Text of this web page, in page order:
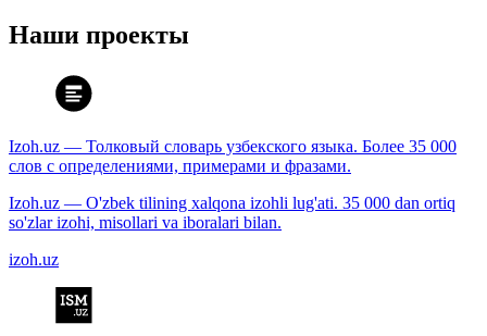
Наши проекты
Izoh.uz — Толковый словарь узбекского языка. Более 35 000
слов с определениями, примерами и фразами.
Izoh.uz — O'zbek tilining xalqona izohli lug'ati. 35 000 dan ortiq
so'zlar izohi, misollari va iboralari bilan.
izoh.uz